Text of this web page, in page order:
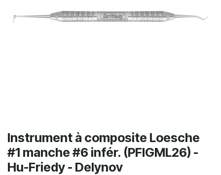
Instrument à composite Loesche
#1 manche #6 infér. (PFIGML26) -
Hu-Friedy - Delynov